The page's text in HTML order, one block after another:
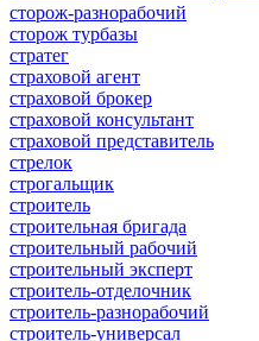
сторож-разнорабочий
сторож турбазы
стратег
страховой агент
страховой брокер
страховой консультант
страховой представитель
стрелок
строгальщик
строитель
строительная бригада
строительный рабочий
строительный эксперт
строитель-отделочник
строитель-разнорабочий
строитель-универсал